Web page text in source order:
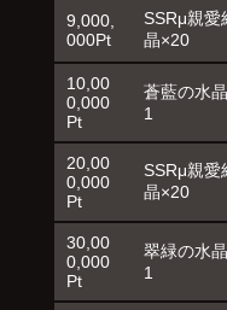
9,000,
000Pt
SSRμ親愛
晶×20
10,00
0,000
Pt
蒼藍の水
1
20,00
0,000
Pt
SSRμ親愛
晶×20
30,00
0,000
Pt
翠緑の水
1